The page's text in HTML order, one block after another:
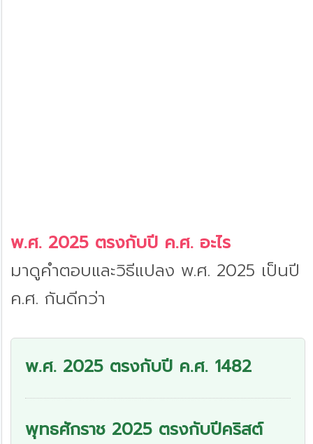
พ.ศ. 2025 ตรงกับปี ค.ศ. อะไร
มาดูคำตอบและวิธีแปลง พ.ศ. 2025 เป็นปี
ค.ศ. กันดีกว่า
พ.ศ. 2025 ตรงกับปี ค.ศ. 1482
พุทธศักราช 2025 ตรงกับปีคริสต์